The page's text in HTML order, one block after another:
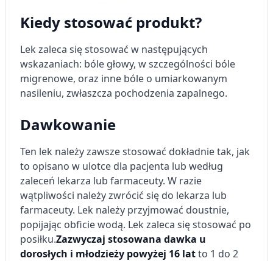
Kiedy stosować produkt?
Lek zaleca się stosować w następujących
wskazaniach: bóle głowy, w szczególności bóle
migrenowe, oraz inne bóle o umiarkowanym
nasileniu, zwłaszcza pochodzenia zapalnego.
Dawkowanie
Ten lek należy zawsze stosować dokładnie tak, jak
to opisano w ulotce dla pacjenta lub według
zaleceń lekarza lub farmaceuty. W razie
wątpliwości należy zwrócić się do lekarza lub
farmaceuty. Lek należy przyjmować doustnie,
popijając obficie wodą. Lek zaleca się stosować po
posiłku.Zazwyczaj stosowana dawka u
dorosłych i młodzieży powyżej 16 latto 1 do 2